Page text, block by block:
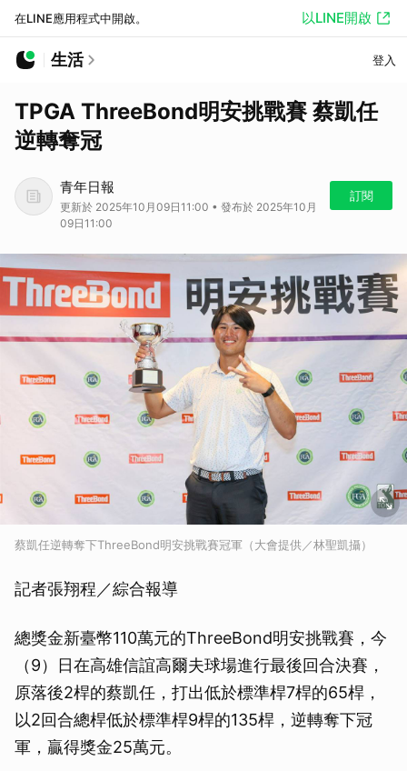
在LINE應用程式中開啟。 以LINE開啟
生活 登入
TPGA ThreeBond明安挑戰賽 蔡凱任
逆轉奪冠
青年日報
更新於 2025年10月09日11:00 • 發布於 2025年10月
09日11:00
訂閱
蔡凱任逆轉奪下ThreeBond明安挑戰賽冠軍（大會提供／林聖凱攝）
記者張翔程／綜合報導
總獎金新臺幣110萬元的ThreeBond明安挑戰賽，今
（9）日在高雄信誼高爾夫球場進行最後回合決賽，
原落後2桿的蔡凱任，打出低於標準桿7桿的65桿，
以2回合總桿低於標準桿9桿的135桿，逆轉奪下冠
軍，贏得獎金25萬元。